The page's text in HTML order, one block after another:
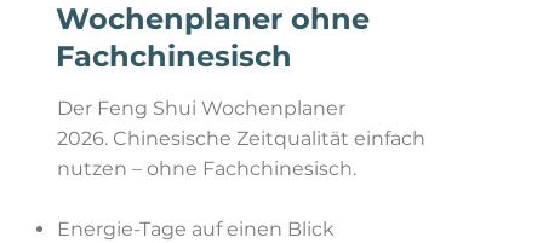
Wochenplaner ohne
Fachchinesisch
Der Feng Shui Wochenplaner
2026. Chinesische Zeitqualität einfach
nutzen – ohne Fachchinesisch.
Energie-Tage auf einen Blick